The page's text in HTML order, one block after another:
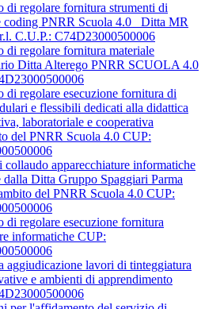
di regolare fornitura strumenti di
coding PNRR Scuola 4.0 _Ditta MR
C.U.P.: C74D23000500006
di regolare fornitura materiale
Ditta Alterego PNRR SCUOLA 4.0
di regolare esecuzione fornitura di
e flessibili dedicati alla didattica
laboratoriale e cooperativa
del PNRR Scuola 4.0 CUP:
collaudo apparecchiature informatiche
dalla Ditta Gruppo Spaggiari Parma
del PNRR Scuola 4.0 CUP:
di regolare esecuzione fornitura
informatiche CUP:
aggiudicazione lavori di tinteggiatura
e ambienti di apprendimento